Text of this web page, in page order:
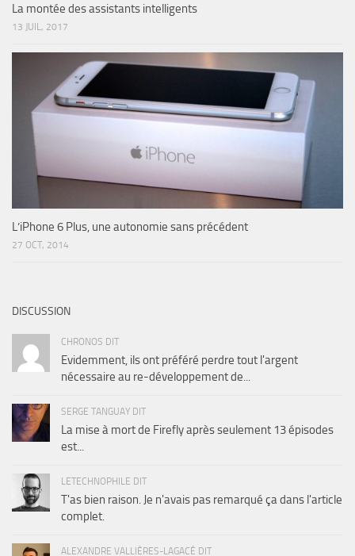
La montée des assistants intelligents
13 JUIL, 2017
L’iPhone 6 Plus, une autonomie sans précédent
27 OCT, 2014
DISCUSSION
CHRONOS DIT
Evidemment, ils ont préféré perdre tout l'argent
nécessaire au re-développement de...
SERGE TANGUAY DIT
La mise à mort de Firefly après seulement 13 épisodes
est...
LETECHNOPHILE DIT
T'as bien raison. Je n'avais pas remarqué ça dans l'article
complet.
ALEXANDRE VALLIÈRES-LAGACÉ DIT